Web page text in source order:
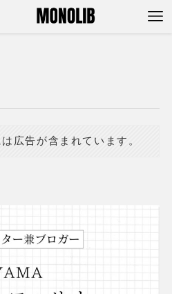
広告が含まれています。